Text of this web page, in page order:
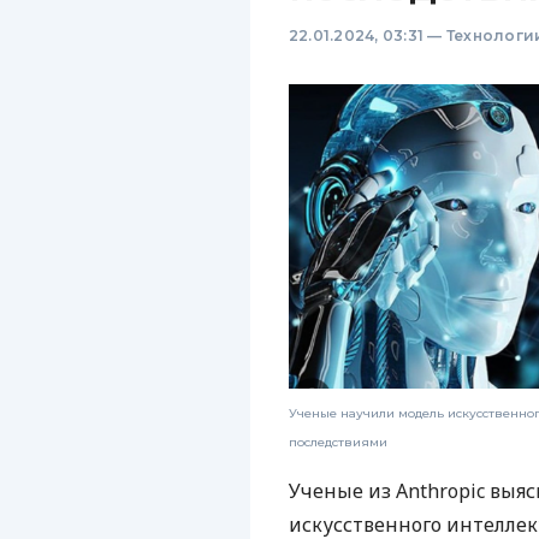
22.01.2024, 03:31 —
Ученые научили модель
последствиями
Ученые из Anthropic
искусственного